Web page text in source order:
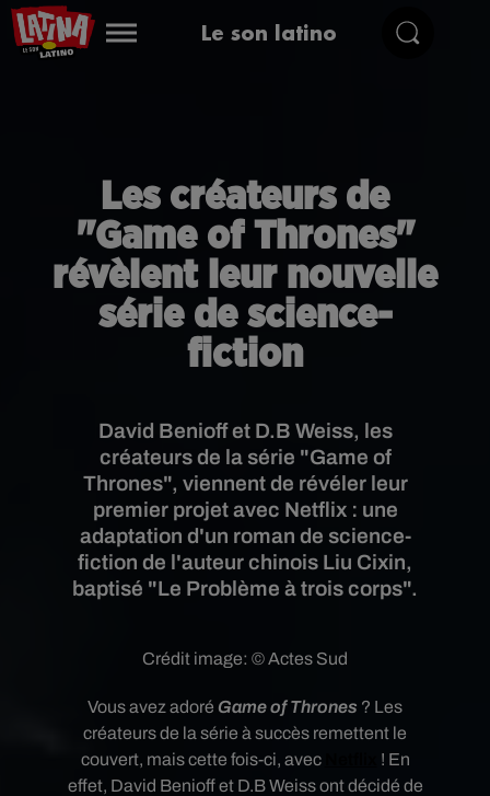
Le son latino
Les créateurs de
"Game of Thrones"
révèlent leur nouvelle
série de science-
fiction
David Benioff et D.B Weiss, les
créateurs de la série "Game of
Thrones", viennent de révéler leur
premier projet avec Netflix : une
adaptation d'un roman de science-
fiction de l'auteur chinois Liu Cixin,
baptisé "Le Problème à trois corps".
Crédit image: © Actes Sud
Vous avez adoré Game of Thrones ? Les
créateurs de la série à succès remettent le
couvert, mais cette fois-ci, avec
! En
effet, David Benioff et D.B Weiss ont décidé de